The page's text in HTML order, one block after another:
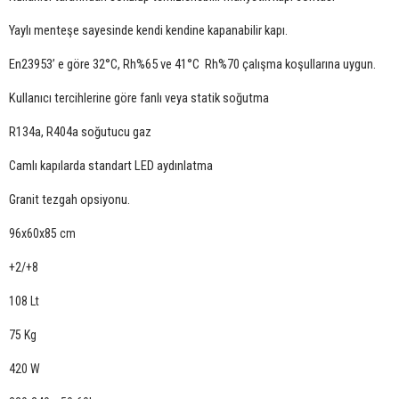
Yaylı menteşe sayesinde kendi kendine kapanabilir kapı.
En23953’ e göre 32°C, Rh%65 ve 41°C Rh%70 çalışma koşullarına uygun.
Kullanıcı tercihlerine göre fanlı veya statik soğutma
R134a, R404a soğutucu gaz
Camlı kapılarda standart LED aydınlatma
Granit tezgah opsiyonu.
96x60x85 cm
+2/+8
108 Lt
75 Kg
420 W